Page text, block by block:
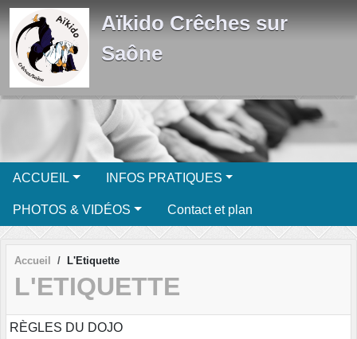
Aïkido Crêches sur
Saône
ACCUEIL INFOS PRATIQUES
PHOTOS & VIDÉOS Contact et plan
Accueil L'Etiquette
L'ETIQUETTE
RÈGLES DU DOJO
Panneau de gestion des cookies